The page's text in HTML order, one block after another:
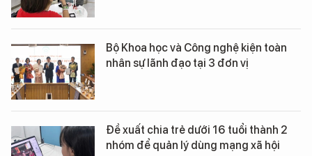
Bộ Khoa học và Công nghệ kiện toàn
nhân sự lãnh đạo tại 3 đơn vị
Đề xuất chia trẻ dưới 16 tuổi thành 2
nhóm để quản lý dùng mạng xã hội